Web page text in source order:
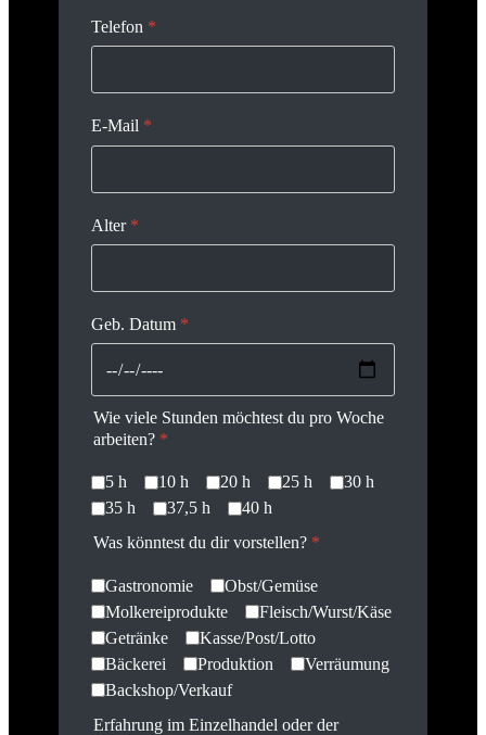
Telefon *
E-Mail *
Alter *
Geb. Datum *
Wie viele Stunden möchtest du pro Woche
arbeiten? *
5 h 10 h 20 h 25 h
30 h
35 h
37,5 h
40 h
Was könntest du dir vorstellen? *
Gastronomie
Obst/Gemüse
Molkereiprodukte
Fleisch/Wurst/Käse
Getränke
Kasse/Post/Lotto
Bäckerei
Produktion
Verräumung
Backshop/Verkauf
Erfahrung im Einzelhandel oder der